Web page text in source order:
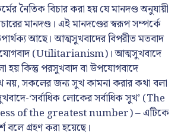
নৈতিক বিচার করা হয় যে মানদণ্ড অনুযায়ী
মানদণ্ড। এই মানদণ্ডের স্বরূপ সম্পর্কে
আছে। আত্মসুখবাদের বিপরীত মতবাদ
(Utilitarianism)। আত্মসুখবাদে
হয় কিন্তু পরসুখবাদ বা উপযোগবাদে
নয়, সকলের জন্য সুখ কামনা করার কথা বলা
‘সর্বাধিক লোকের সর্বাধিক সুখ’ (The
of the greatest number) – এটিকে
গ্রহণ করা হয়েছে।